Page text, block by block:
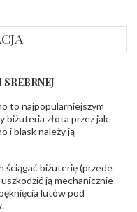
ul. Północna 22 45-805
Tel. +48 77 54 90 100;
biuro@stelmach.pl
w wieku poniżej 3 lat
zawierają nikiel
to najpopularniejszym
biżuteria złota przez jak
i blask należy ją
ściągać biżuterię (przede
ją mechanicznie
lutów pod